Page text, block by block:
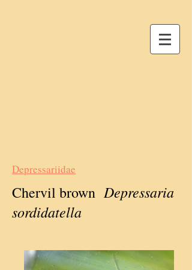
Depressariidae
Chervil brown Depressaria
sordidatella